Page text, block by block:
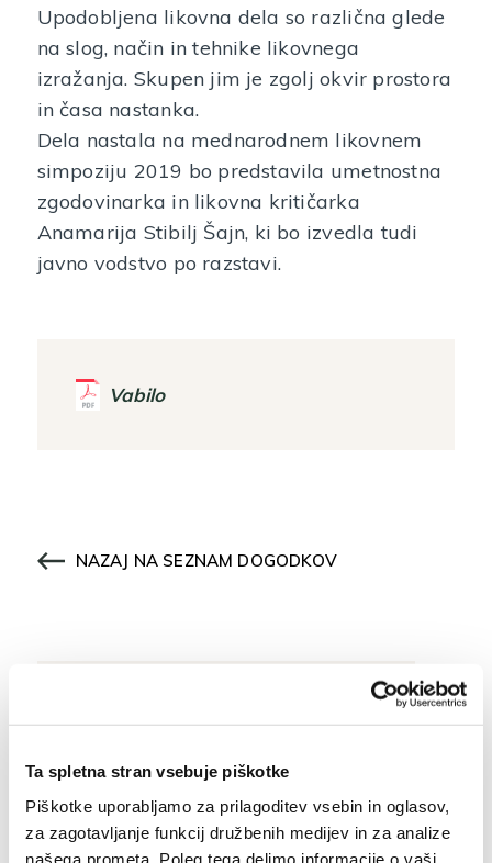
Ta spletna stran vsebuje piškotke
Piškotke uporabljamo za prilagoditev vsebin in oglasov,
za zagotavljanje funkcij družbenih medijev in za analize
našega prometa. Poleg tega delimo informacije o vaši
Upodobljena likovna dela so različna glede
na slog, način in tehnike likovnega
izražanja. Skupen jim je zgolj okvir prostora
in časa nastanka.
Dela nastala na mednarodnem likovnem
simpoziju 2019 bo predstavila umetnostna
zgodovinarka in likovna kritičarka
Anamarija Stibilj Šajn, ki bo izvedla tudi
javno vodstvo po razstavi.
Vabilo
NAZAJ NA SEZNAM DOGODKOV
+386 (0)5 37 266 00
tajnistvo@muzej-idrija-